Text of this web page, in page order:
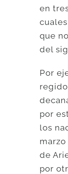
en
que
del
Por
por
los
de
por